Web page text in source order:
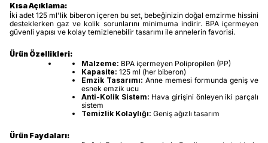
Kısa Açıklama:
İki adet 125 ml'lik biberon içeren bu set, bebeğinizin doğal emzirme hissini
desteklerken gaz ve kolik sorunlarını minimuma indirir. BPA içermeyen
güvenli yapısı ve kolay temizlenebilir tasarımı ile annelerin favorisi.
Ürün Özellikleri:
Malzeme: BPA içermeyen Polipropilen (PP)
Kapasite: 125 ml (her biberon)
Emzik Tasarımı: Anne memesi formunda geniş ve
esnek emzik ucu
Anti-Kolik Sistem: Hava girişini önleyen iki parçalı
sistem
Temizlik Kolaylığı: Geniş ağızlı tasarım
Ürün Faydaları: